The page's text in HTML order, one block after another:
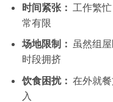
时间紧张： 工作繁
常有限
场地限制： 虽然组
时段拥挤
饮食困扰： 在外就
入